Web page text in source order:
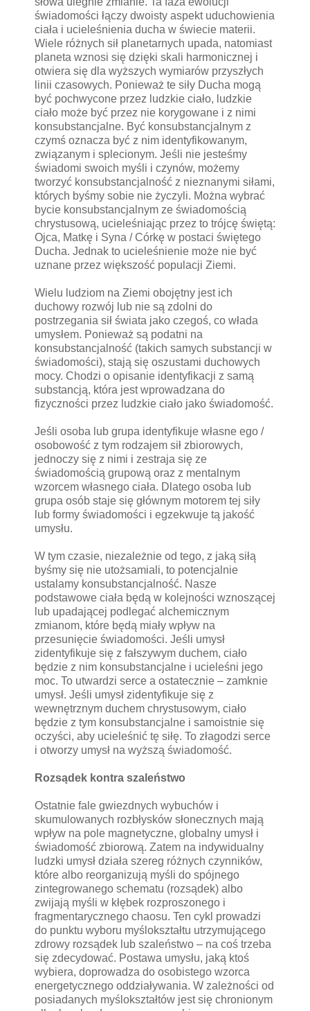
świadomości łączy dwoisty aspekt uduchowienia
ciała i ucieleśnienia ducha w świecie materii.
Wiele różnych sił planetarnych upada, natomiast
planeta wznosi się dzięki skali harmonicznej i
otwiera się dla wyższych wymiarów przyszłych
linii czasowych. Ponieważ te siły Ducha mogą
być pochwycone przez ludzkie ciało, ludzkie
ciało może być przez nie korygowane i z nimi
konsubstancjalne. Być konsubstancjalnym z
czymś oznacza być z nim identyfikowanym,
związanym i splecionym. Jeśli nie jesteśmy
świadomi swoich myśli i czynów, możemy
tworzyć konsubstancjalność z nieznanymi siłami,
których byśmy sobie nie życzyli. Można wybrać
bycie konsubstancjalnym ze świadomością
chrystusową, ucieleśniając przez to trójcę świętą:
Ojca, Matkę i Syna / Córkę w postaci świętego
Ducha. Jednak to ucieleśnienie może nie być
uznane przez większość populacji Ziemi.
Wielu ludziom na Ziemi obojętny jest ich
duchowy rozwój lub nie są zdolni do
postrzegania sił świata jako czegoś, co włada
umysłem. Ponieważ są podatni na
konsubstancjalność (takich samych substancji w
świadomości), stają się oszustami duchowych
mocy. Chodzi o opisanie identyfikacji z samą
substancją, która jest wprowadzana do
fizyczności przez ludzkie ciało jako świadomość.
Jeśli osoba lub grupa identyfikuje własne ego /
osobowość z tym rodzajem sił zbiorowych,
jednoczy się z nimi i zestraja się ze
świadomością grupową oraz z mentalnym
wzorcem własnego ciała. Dlatego osoba lub
grupa osób staje się głównym motorem tej siły
lub formy świadomości i egzekwuje tą jakość
umysłu.
W tym czasie, niezależnie od tego, z jaką siłą
byśmy się nie utożsamiali, to potencjalnie
ustalamy konsubstancjalność. Nasze
podstawowe ciała będą w kolejności wznoszącej
lub upadającej podlegać alchemicznym
zmianom, które będą miały wpływ na
przesunięcie świadomości. Jeśli umysł
zidentyfikuje się z fałszywym duchem, ciało
będzie z nim konsubstancjalne i ucieleśni jego
moc. To utwardzi serce a ostatecznie – zamknie
umysł. Jeśli umysł zidentyfikuje się z
wewnętrznym duchem chrystusowym, ciało
będzie z tym konsubstancjalne i samoistnie się
oczyści, aby ucieleśnić tę siłę. To złagodzi serce
i otworzy umysł na wyższą świadomość.
Rozsądek kontra szaleństwo
Ostatnie fale gwiezdnych wybuchów i
skumulowanych rozbłysków słonecznych mają
wpływ na pole magnetyczne, globalny umysł i
świadomość zbiorową. Zatem na indywidualny
ludzki umysł działa szereg różnych czynników,
które albo reorganizują myśli do spójnego
zintegrowanego schematu (rozsądek) albo
zwijają myśli w kłębek rozproszonego i
fragmentarycznego chaosu. Ten cykl prowadzi
do punktu wyboru myślokształtu utrzymującego
zdrowy rozsądek lub szaleństwo – na coś trzeba
się zdecydować. Postawa umysłu, jaką ktoś
wybiera, doprowadza do osobistego wzorca
energetycznego oddziaływania. W zależności od
posiadanych myślokształtów jest się chronionym